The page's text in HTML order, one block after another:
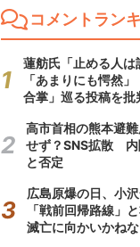
コメントラン
蓮舫氏「止める人は
「あまりにも愕然
合掌」巡る投稿を批
高市首相の熊本避
せず？SNS拡散 内
と否定
広島原爆の日、小
「戦前回帰路線」
滅亡に向かいかねな